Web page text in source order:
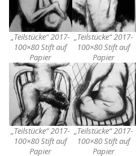
„Teilstücke“ 2017-
100×80 Stift auf
Papier
„Teilstücke“ 2017-
100×80 Stift auf
Papier
„Teilstücke“ 2017-
100×80 Stift auf
Papier
„Teilstücke“ 2017-
100×80 Stift auf
Papier